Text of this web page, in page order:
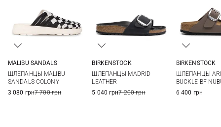
MALIBU SANDALS
ШЛЕПАНЦЫ MALIBU
SANDALS COLONY
3 080 грн7 700 грн
40
BIRKENSTOCK
ШЛЕПАНЦЫ MADRID
LEATHER
5 040 грн7 200 грн
40
41
BIRKENSTOCK
ШЛЕПАНЦЫ
BUCKLE BF
6 400 грн